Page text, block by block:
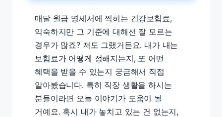
매달 월급 명세서에 찍히는 건강보험료,
익숙하지만 그 기준에 대해선 잘 모르는
경우가 많죠? 저도 그랬거든요. 내가 내는
보험료가 어떻게 정해지는지, 또 어떤
혜택을 받을 수 있는지 궁금해서 직접
알아봤습니다. 특히 직장 생활을 하시는
분들이라면 오늘 이야기가 도움이 될
거예요. 혹시 내가 놓치고 있는 건 없는지,